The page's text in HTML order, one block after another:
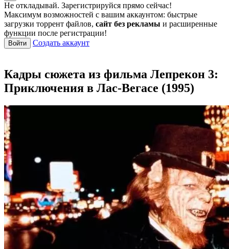
Не откладывай. Зарегистрируйся прямо сейчас!
Максимум возможностей с вашим аккаунтом: быстрые
загрузки торрент файлов, сайт без рекламы и расширенные
функции после регистрации!
Войти Создать аккаунт
Кадры сюжета из фильма Лепрекон 3:
Приключения в Лас-Вегасе (1995)